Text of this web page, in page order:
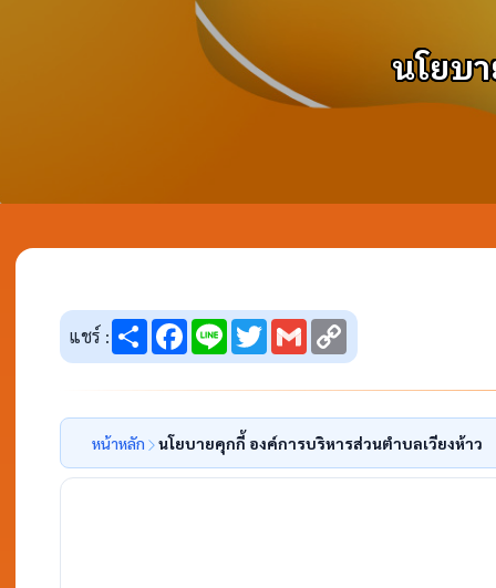
นโยบ
แชร์ : ShareFacebook
Line TwitterGmail
หน้าหลัก นโยบายคุกกี้ องค์การบริหารส่วนตำบลเวียงห้าว